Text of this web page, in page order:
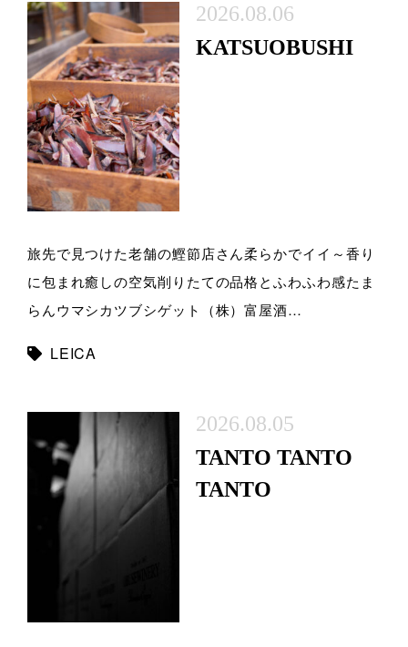
2026.08.06
KATSUOBUSHI
旅先で見つけた老舗の鰹節店さん柔らかでイイ～香り
に包まれ癒しの空気削りたての品格とふわふわ感たま
らんウマシカツブシゲット（株）富屋酒…
LEICA
2026.08.05
TANTO TANTO
TANTO